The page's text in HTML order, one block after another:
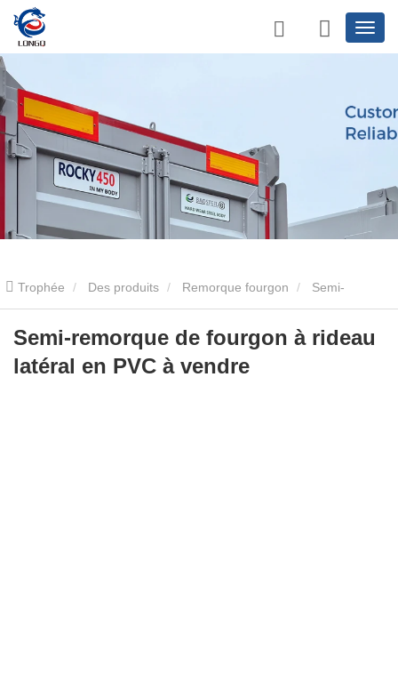
Trophée Des produits Remorque fourgon Semi-
remorque à côté rideau
latéral en PVC à vendre
Semi-remorque de fourgon à rideau
latéral en PVC à vendre